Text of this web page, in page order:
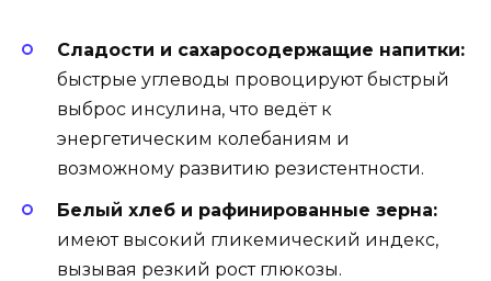
Сладости и сахаросодержащие напитки:
быстрые углеводы провоцируют быстрый
выброс инсулина, что ведёт к
энергетическим колебаниям и
возможному развитию резистентности.
Белый хлеб и рафинированные зерна:
имеют высокий гликемический индекс,
вызывая резкий рост глюкозы.